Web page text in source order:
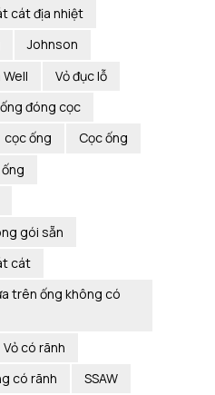
cát địa nhiệt
Johnson
Vỏ đục lỗ
ống đóng cọc
cọc ống
Cọc ống
gói sẵn
cát
trên ống không có
Vỏ có rãnh
có rãnh
SSAW